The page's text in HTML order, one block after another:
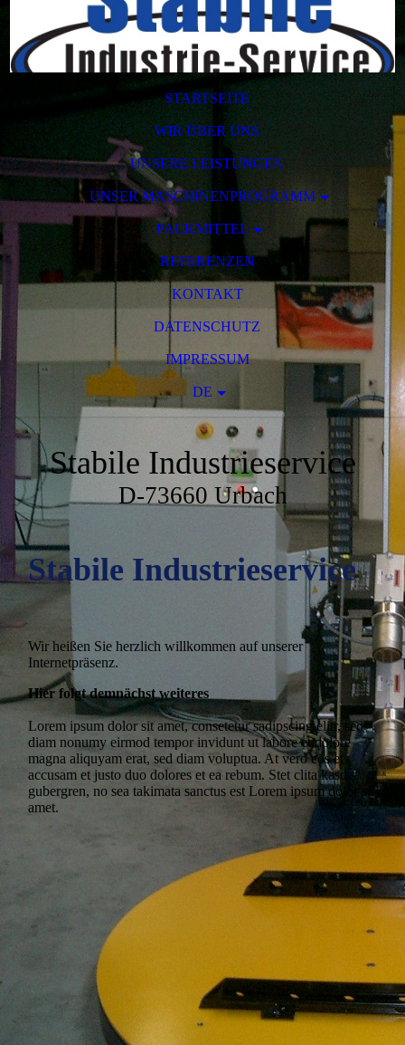
STARTSEITE
WIR ÜBER UNS
UNSERE LEISTUNGEN
UNSER MASCHINENPROGRAMM
PACKMITTEL
REFERENZEN
KONTAKT
DATENSCHUTZ
IMPRESSUM
DE
Stabile Industrieservice
D-73660 Urbach
Stabile Industrieservice
Wir heißen Sie herzlich willkommen auf unserer
Internetpräsenz.
Hier folgt demnächst weiteres
Lorem ipsum dolor sit amet, consetetur sadipscing elitr, sed
diam nonumy eirmod tempor invidunt ut labore et dolore
magna aliquyam erat, sed diam voluptua. At vero eos et
accusam et justo duo dolores et ea rebum. Stet clita kasd
gubergren, no sea takimata sanctus est Lorem ipsum dolor sit
amet.